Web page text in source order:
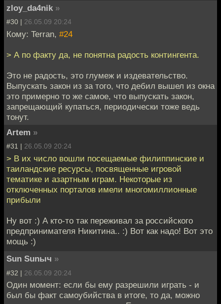
zloy_da4nik »
#30 | 26.05.09 20:24
Кому: Terran, #24
> А по факту да, не понятна радость контингента.
Это не радость, это глумеж и издевательство.
Выпускать закон из за того, что дебил вышел из окна
это примерно то же самое, что выпускать закон,
запрещающий купаться, периодически тоже ведь
тонут.
Artem »
#31 | 26.05.09 20:24
> В их число вошли посещаемые филиппинские и
таиландские ресурсы, посвященные игровой
тематике и азартным играм. Некоторые из
отключенных порталов имели многомиллионные
прибыли
Ну вот :) А кто-то так переживал за российского
предпринимателя Никитина.. :) Вот как надо! Вот это
мощь :)
Sun Sunыч »
#32 | 26.05.09 20:24
Один момент: если бы ему разрешили играть - и
был бы факт самоубийства в итоге, то да, можно